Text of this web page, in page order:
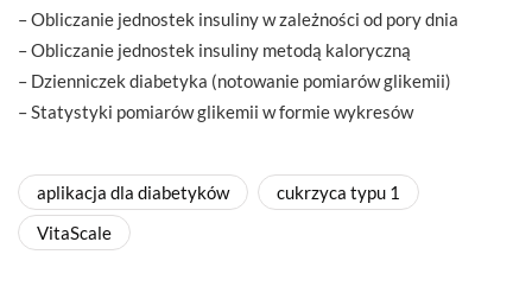
– Obliczanie jednostek insuliny w zależności od pory dnia
– Obliczanie jednostek insuliny metodą kaloryczną
– Dzienniczek diabetyka (notowanie pomiarów glikemii)
– Statystyki pomiarów glikemii w formie wykresów
aplikacja dla diabetyków
cukrzyca typu 1
VitaScale